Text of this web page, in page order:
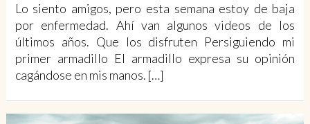
Lo siento amigos, pero esta semana estoy de baja
por enfermedad. Ahí van algunos videos de los
últimos años. Que los disfruten Persiguiendo mi
primer armadillo El armadillo expresa su opinión
cagándose en mis manos. […]